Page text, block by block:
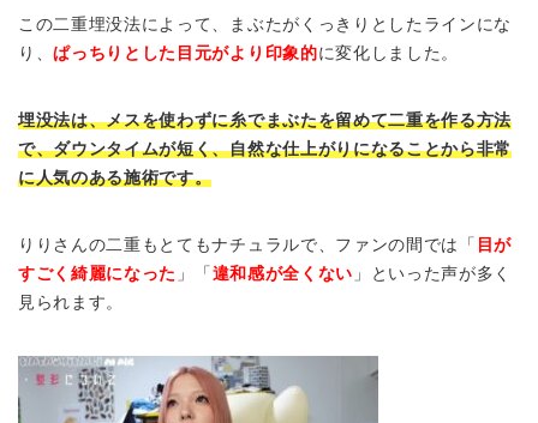
この二重埋没法によって、まぶたがくっきりとしたラインにな
り、ぱっちりとした目元がより印象的に変化しました。
埋没法は、メスを使わずに糸でまぶたを留めて二重を作る方法
で、ダウンタイムが短く、自然な仕上がりになることから非常
に人気のある施術です。
りりさんの二重もとてもナチュラルで、ファンの間では「 目が
すごく綺麗になった 」「 違和感が全くない 」といった声が多く
見られます。